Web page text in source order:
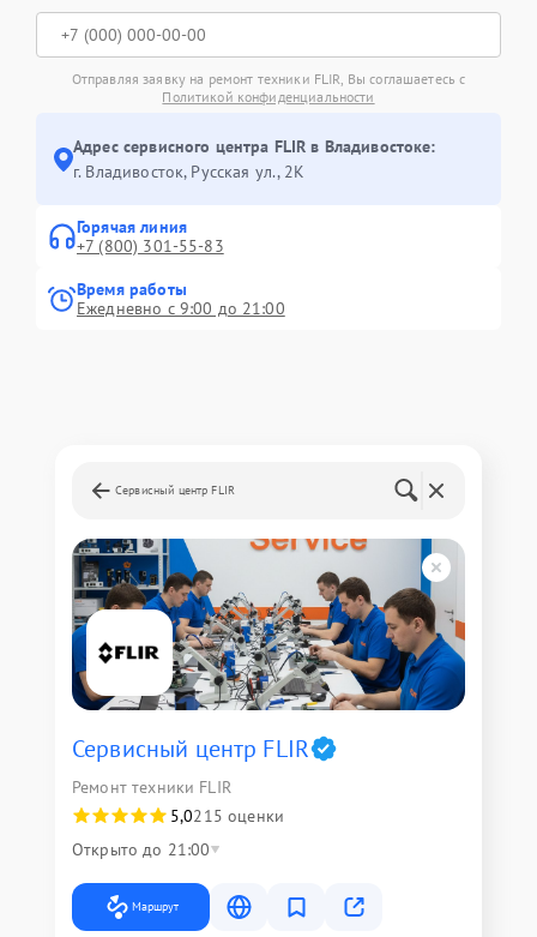
Отправляя заявку на ремонт техники FLIR, Вы соглашаетесь с
Политикой конфиденциальности
Адрес сервисного центра FLIR в Владивостоке:
г. Владивосток, Русская ул., 2К
Горячая линия
+7 (800) 301-55-83
Время работы
Ежедневно с 9:00 до 21:00
Сервисный центр FLIR
Сервисный центр FLIR
Ремонт техники FLIR
5,0215 оценки
Открыто до 21:00
Маршрут